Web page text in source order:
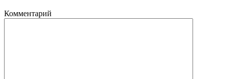
Комментарий